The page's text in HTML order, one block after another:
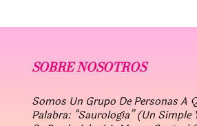
SOBRE NOSOTROS
Somos Un Grupo De Personas A
Palabra: “Saurología” (un Simple